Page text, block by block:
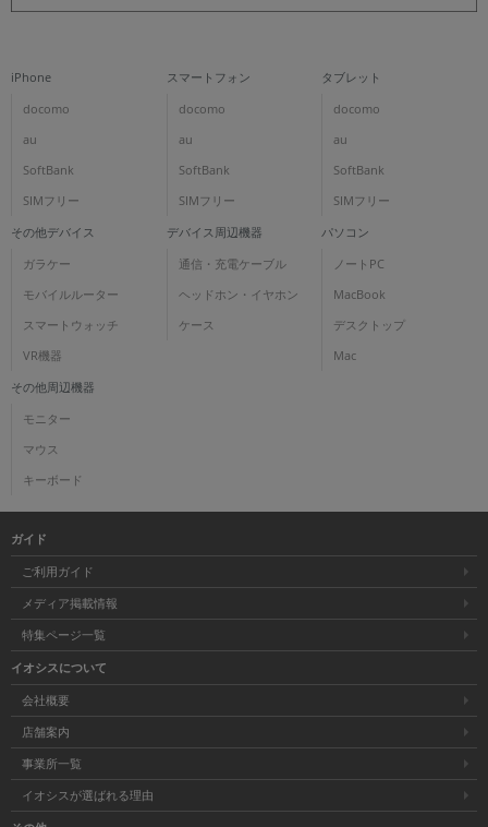
iPhone
docomo
au
SoftBank
SIMフリー
スマートフォン
docomo
au
SoftBank
SIMフリー
タブレット
docomo
au
SoftBank
SIMフリー
その他デバイス
ガラケー
モバイルルーター
スマートウォッチ
VR機器
デバイス周辺機器
通信・充電ケーブル
ヘッドホン・イヤホン
ケース
パソコン
ノートPC
MacBook
デスクトップ
Mac
その他周辺機器
モニター
マウス
キーボード
ガイド
ご利用ガイド
メディア掲載情報
特集ページ一覧
イオシスについて
会社概要
店舗案内
事業所一覧
イオシスが選ばれる理由